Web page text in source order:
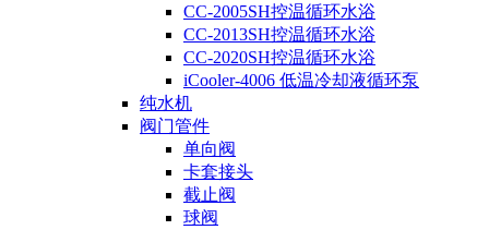
CC-2005SH控温循环水浴
CC-2013SH控温循环水浴
CC-2020SH控温循环水浴
iCooler-4006 低温冷却液循环泵
纯水机
阀门管件
单向阀
卡套接头
截止阀
球阀